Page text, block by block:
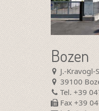
Bozen
J.-
39100
Tel. +39
Fax +39